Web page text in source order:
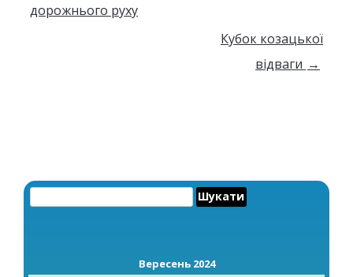
дорожнього руху
Кубок козацької
відваги →
Вересень 2024